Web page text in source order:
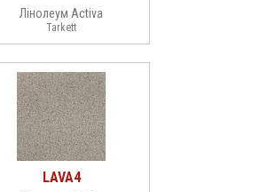
Лінолеум Activa
Tarkett
LAVA4